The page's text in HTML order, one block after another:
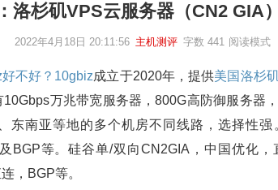
洛杉矶VPS云服务器（CN2 GIA
2022年4月18日 20:11:56 主机测评 字数 441 阅读模式
不好？ 10gbiz成立于2020年，提供美国洛杉
万兆带宽服务器，800G高防御服务器
东南亚等地的多个机房不同线路，选择性
及BGP等。硅谷单/双向CN2GIA，中国优化
，BGP等。